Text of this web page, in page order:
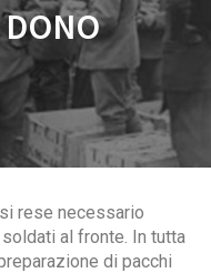
rese necessario
al fronte. In tutta
di pacchi